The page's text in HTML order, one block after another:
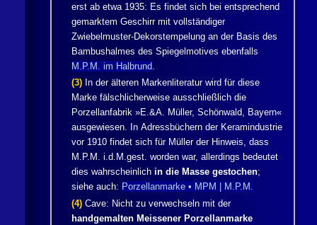
erst ab etwa 1935: Es findet sich bei entsprechend
gemarktem Geschirr mit vollständiger
Zwiebelmuster-Dekorstempelung an der Basis des
Bambushalmes des Spiegelmotives ebenfalls
M.P.M. im Halbrund
(3) In der älteren Markenliteratur wird für diese
Marke fälschlicherweise ausschließlich die
Porzellanfabrik »E.&A. Müller, Schönwald, Bayern«
ausgewiesen. In Adressbüchern der Keramindustrie
vor 1910 findet sich für Müller der Hinweis, dass
M.P.M. i.d.M.gest. worden war, allerdings bedeutet
dies wahrscheinlich in die Masse gestochen;
siehe auch: Porzellanmarke • MPM | M.P.M.
(4) Cave: Nicht zu verwechseln mit der
handgemalten Meissener Porzellanmarke